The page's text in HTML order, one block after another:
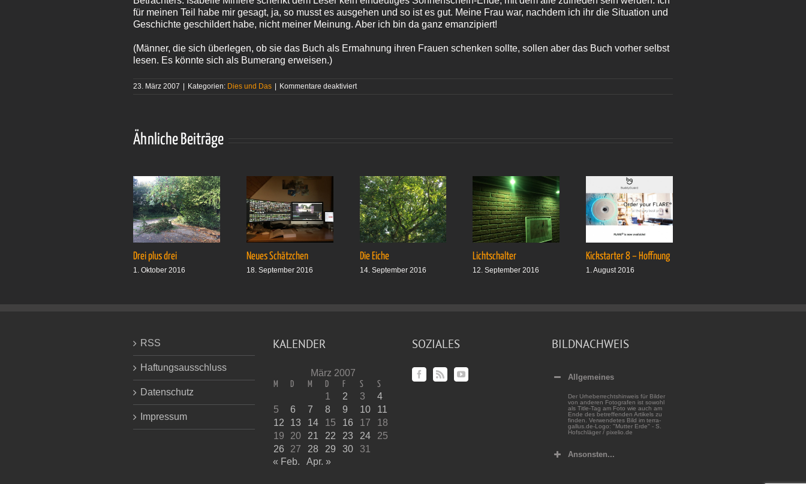
für meinen Teil habe mir gesagt, ja, so musst es ausgehen und so ist es gut. Meine Frau war, nachdem ich ihr die Situation und
Geschichte geschildert habe, nicht meiner Meinung. Aber ich bin da ganz emanzipiert!
(Männer, die sich überlegen, ob sie das Buch als Ermahnung ihren Frauen schenken sollte, sollen aber das Buch vorher selbst
lesen. Es könnte sich als Bumerang erweisen.)
23. März 2007 | Kategorien: Dies und Das | Kommentare deaktiviertfür
Ähnliche Beiträge
Drei plus drei
1. Oktober 2016
Neues Schätzchen
18. September 2016
Die Eiche
14. September 2016
Lichtschalter
12. September 2016
Kickstarter 8 – Hoffnung
1. August 2016
RSS
Haftungsausschluss
Datenschutz
Impressum
KALENDER
März 2007
M D M D F S S
1 2 3
4
5
6 7 8 9 10
11
12
13 14 15 16 17
18
19
20 21 22 23 24
25
26
27 28 29 30
31
« Feb.
Apr. »
SOZIALES BILDNACHWEIS
Allgemeines
Der Urheberrechtshinweis für Bilder
von anderen Fotografen ist sowohl
als Title-Tag am Foto wie auch am
Ende des betreffenden Artikels zu
finden. Verwendetes Bild im terra-
gallus.de-Logo: "Mutter Erde" - S.
Hofschläger / pixelio.de
Ansonsten...